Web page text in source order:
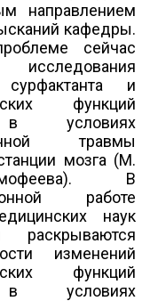
направлением
кафедры.
сейчас
сурфактанта и
функций
условиях
травмы
мозга (М.
В
работе
наук
раскрываются
изменений
функций
условиях